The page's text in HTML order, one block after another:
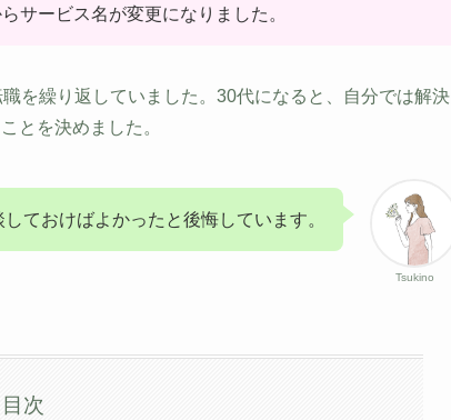
サービス名が変更になりました。
を繰り返していました。30代になると、自分では解決
とを決めました。
Tsukino
ておけばよかったと後悔しています。
目次